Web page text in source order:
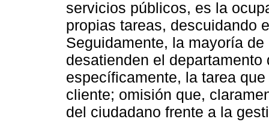
servicios públicos, es la
propias tareas, descuidando
Seguidamente, la mayoría
desatienden el
específicamente, la tarea
cliente; omisión que,
del ciudadano frente a la